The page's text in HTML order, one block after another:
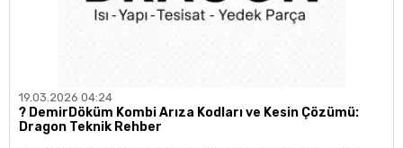
19.03.2026 04:24
?️ DemirDöküm Kombi Arıza Kodları ve Kesin Çözümü:
Dragon Teknik Rehber